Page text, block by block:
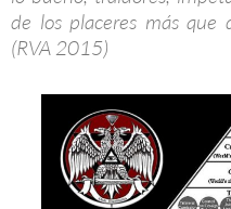
de los placeres más que
(RVA 2015)